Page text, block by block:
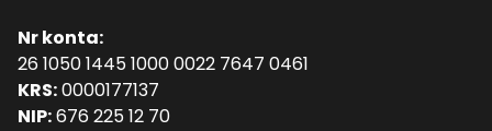
Nr konta:
26 1050 1445 1000 0022 7647 0461
KRS:0000177137
NIP:676 225 12 70